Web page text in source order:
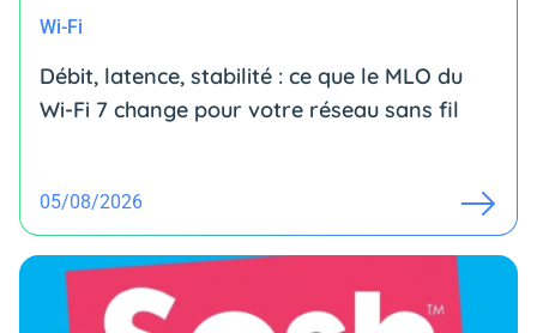
Wi-Fi
Débit, latence, stabilité : ce que le MLO du
Wi-Fi 7 change pour votre réseau sans fil
05/08/2026